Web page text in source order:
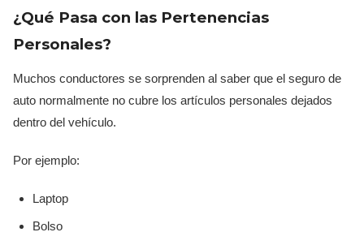
¿Qué Pasa con las Pertenencias
Personales?
Muchos conductores se sorprenden al saber que el seguro de
auto normalmente no cubre los artículos personales dejados
dentro del vehículo.
Por ejemplo:
Laptop
Bolso